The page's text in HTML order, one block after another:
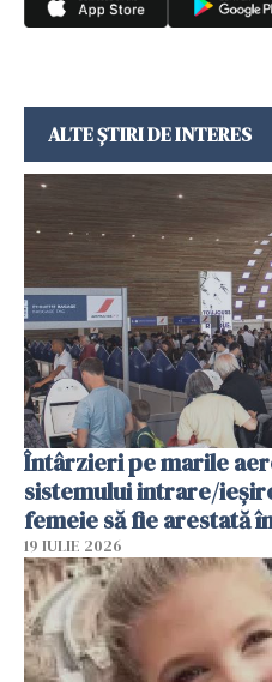
ALTE ȘTIRI DE INTERES
Întârzieri pe marile
sistemului intrare/
femeie să fie arestată
19 IULIE 2026